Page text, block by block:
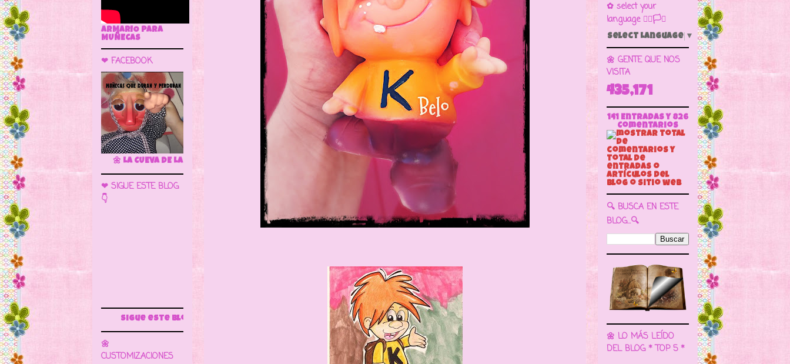
ARMARIO PARA
MUÑECAS
❤ FACEBOOK
🌼 LA CUEVA DE LAS MUÑECAS
❤ SIGUE ESTE BLOG
👇
Sigue este blog para más información
🌼
CUSTOMIZACIONES
✿ select your
language 🏳️‍🌈🏳️🏁
Select Language ▼
🌼 GENTE QUE NOS
VISITA
435,171
141 Entradas y 826
Comentarios
🔍 BUSCA EN ESTE
BLOG...🔍
🌼 LO MÁS LEÍDO
DEL BLOG * TOP 5 *